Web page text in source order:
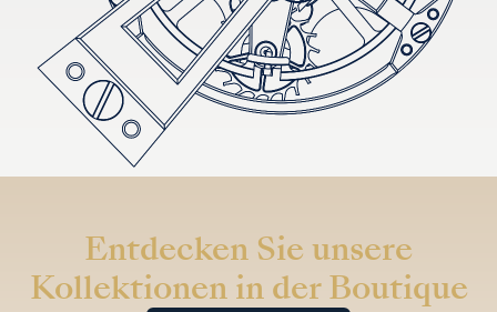
Entdecken Sie unsere
Kollektionen in der Boutique